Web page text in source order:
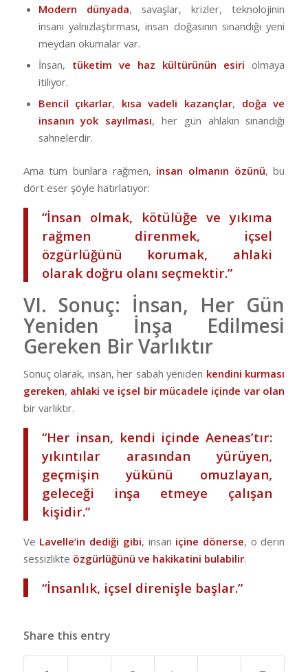
Modern dünyada, savaşlar, krizler, teknolojinin
insanı yalnızlaştırması, insan doğasının sınandığı yeni
meydan okumalar var.
İnsan, tüketim ve haz kültürünün esiri olmaya
itiliyor.
Bencil çıkarlar, kısa vadeli kazançlar, doğa ve
insanın yok sayılması, her gün ahlakın sınandığı
sahnelerdir.
Ama tüm bunlara rağmen, insan olmanın özünü, bu
dört eser şöyle hatırlatıyor:
“İnsan olmak, kötülüğe ve yıkıma
rağmen direnmek, içsel
özgürlüğünü korumak, ahlaki
olarak doğru olanı seçmektir.”
VI. Sonuç: İnsan, Her Gün
Yeniden İnşa Edilmesi
Gereken Bir Varlıktır
Sonuç olarak, insan, her sabah yeniden kendini kurması
gereken, ahlaki ve içsel bir mücadele içinde var olan
bir varlıktır.
“Her insan, kendi içinde Aeneas’tır:
yıkıntılar arasından yürüyen,
geçmişin yükünü omuzlayan,
geleceği inşa etmeye çalışan
kişidir.”
Ve Lavelle’in dediği gibi, insan içine dönerse, o derin
sessizlikte özgürlüğünü ve hakikatini bulabilir.
“İnsanlık, içsel direnişle başlar.”
Share this entry